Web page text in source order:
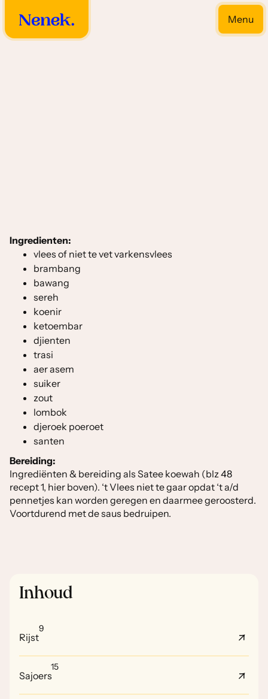
Menu
Ingredienten:
vlees of niet te vet varkensvlees
brambang
bawang
sereh
koenir
ketoembar
djienten
trasi
aer asem
suiker
zout
lombok
djeroek poeroet
santen
Bereiding:
Ingrediënten & bereiding als Satee koewah (blz 48
recept 1, hier boven). ‘t Vlees niet te gaar opdat ‘t a/d
pennetjes kan worden geregen en daarmee geroosterd.
Voortdurend met de saus bedruipen.
Inhoud
Rijst
9
Sajoers
15